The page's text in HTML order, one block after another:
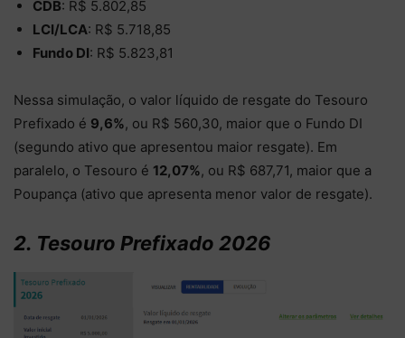
CDB: R$ 5.802,85
LCI/LCA: R$ 5.718,85
Fundo DI: R$ 5.823,81
Nessa simulação, o valor líquido de resgate do Tesouro
Prefixado é 9,6%, ou R$ 560,30, maior que o Fundo DI
(segundo ativo que apresentou maior resgate). Em
paralelo, o Tesouro é 12,07%, ou R$ 687,71, maior que a
Poupança (ativo que apresenta menor valor de resgate).
2. Tesouro Prefixado 2026